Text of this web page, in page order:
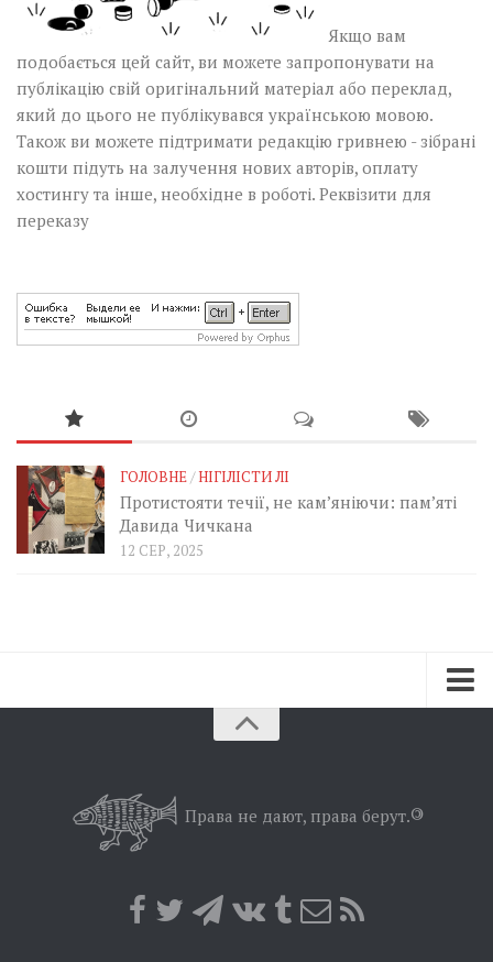
Якщо вам
подобається цей сайт, ви можете запропонувати на
публікацію свій оригінальний матеріал або переклад,
який до цього не публікувався українською мовою.
Також ви можете підтримати редакцію гривнею - зібрані
кошти підуть на залучення нових авторів, оплату
хостингу та інше, необхідне в роботі. Реквізити для
переказу
ГОЛОВНЕ/НІГІЛІСТИ ЛІ
Протистояти течії, не кам’яніючи: пам’яті
Давида Чичкана
12 СЕР, 2025
Позиція
Права не дают, права берут.©